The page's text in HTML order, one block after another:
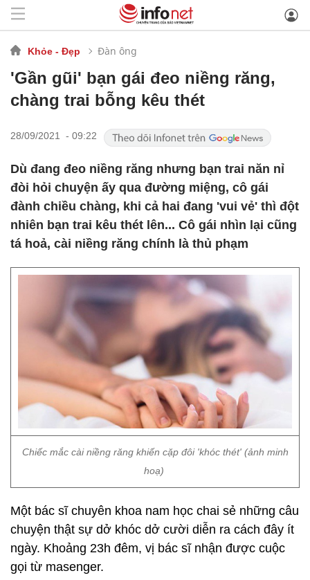
Khỏe - Đẹp Đàn ông
'Gần gũi' bạn gái đeo niềng răng,
chàng trai bỗng kêu thét
28/09/2021 - 09:22
Dù đang đeo niềng răng nhưng bạn trai năn nỉ
đòi hỏi chuyện ấy qua đường miệng, cô gái
đành chiều chàng, khi cả hai đang 'vui vẻ' thì đột
nhiên bạn trai kêu thét lên... Cô gái nhìn lại cũng
tá hoả, cài niềng răng chính là thủ phạm
Chiếc mắc cài niềng răng khiến cặp đôi 'khóc thét' (ảnh minh
hoạ)
Một bác sĩ chuyên khoa nam học chai sẻ những câu
chuyện thật sự dở khóc dở cười diễn ra cách đây ít
ngày. Khoảng 23h đêm, vị bác sĩ nhận được cuộc
gọi từ masenger.